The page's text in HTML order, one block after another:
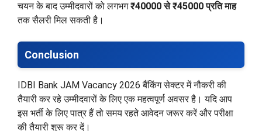
चयन के बाद उम्मीदवारों को लगभग₹40000 से ₹45000 प्रति माह
तक सैलरी मिल सकती है।
Conclusion
IDBI Bank JAM Vacancy 2026 बैंकिंग सेक्टर में नौकरी की
तैयारी कर रहे उम्मीदवारों के लिए एक महत्वपूर्ण अवसर है। यदि आप
इस भर्ती के लिए पात्र हैं तो समय रहते आवेदन जरूर करें और परीक्षा
की तैयारी शुरू कर दें।